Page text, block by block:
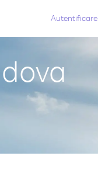
Autentificare